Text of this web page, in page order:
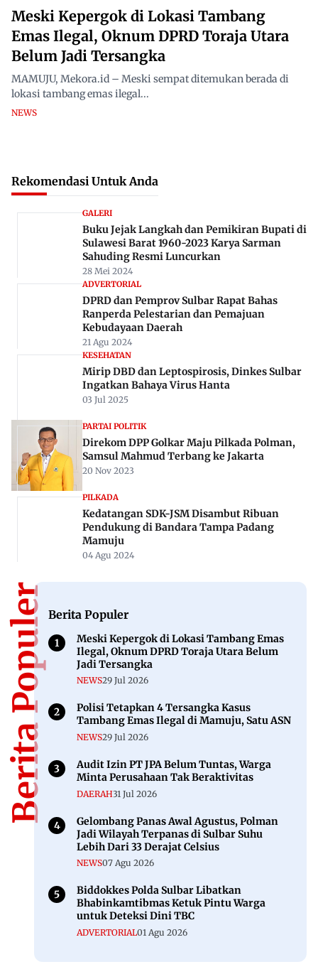
Meski Kepergok di Lokasi Tambang
Emas Ilegal, Oknum DPRD Toraja Utara
Belum Jadi Tersangka
MAMUJU, Mekora.id – Meski sempat ditemukan berada di
lokasi tambang emas ilegal...
NEWS
Rekomendasi Untuk Anda
GALERI
Buku Jejak Langkah dan Pemikiran Bupati di
Sulawesi Barat 1960-2023 Karya Sarman
Sahuding Resmi Luncurkan
28 Mei 2024
ADVERTORIAL
DPRD dan Pemprov Sulbar Rapat Bahas
Ranperda Pelestarian dan Pemajuan
Kebudayaan Daerah
21 Agu 2024
KESEHATAN
Mirip DBD dan Leptospirosis, Dinkes Sulbar
Ingatkan Bahaya Virus Hanta
03 Jul 2025
PARTAI POLITIK
Direkom DPP Golkar Maju Pilkada Polman,
Samsul Mahmud Terbang ke Jakarta
20 Nov 2023
PILKADA
Kedatangan SDK-JSM Disambut Ribuan
Pendukung di Bandara Tampa Padang
Mamuju
04 Agu 2024
Berita PopulerBerita Populer
Meski Kepergok di Lokasi Tambang Emas
Ilegal, Oknum DPRD Toraja Utara Belum
Jadi Tersangka
NEWS29 Jul 2026
Polisi Tetapkan 4 Tersangka Kasus
Tambang Emas Ilegal di Mamuju, Satu ASN
NEWS29 Jul 2026
Audit Izin PT JPA Belum Tuntas, Warga
Minta Perusahaan Tak Beraktivitas
DAERAH31 Jul 2026
Gelombang Panas Awal Agustus, Polman
Jadi Wilayah Terpanas di Sulbar Suhu
Lebih Dari 33 Derajat Celsius
NEWS07 Agu 2026
Biddokkes Polda Sulbar Libatkan
Bhabinkamtibmas Ketuk Pintu Warga
untuk Deteksi Dini TBC
ADVERTORIAL01 Agu 2026